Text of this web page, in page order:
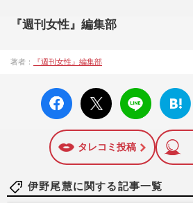
『週刊女性』編集部
著者： 『週刊女性』編集部
facebo
ok い
X ポス
ト
LINE
はてな
ブック
に追加
タレコミ投稿
伊野尾慧に関する記事一覧